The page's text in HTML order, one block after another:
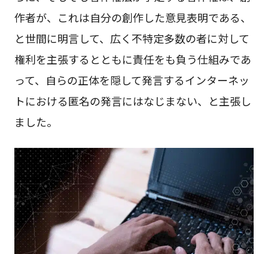
作者が、これは自分の創作した意見表明である、
と世間に明言して、広く不特定多数の者に対して
権利を主張するとともに責任をも負う仕組みであ
って、自らの正体を隠して発言するインターネッ
トにおける匿名の発言にはなじまない、と主張し
ました。